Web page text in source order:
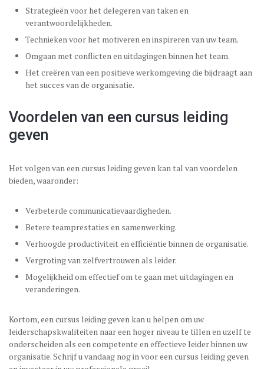
Strategieën voor het delegeren van taken en
verantwoordelijkheden.
Technieken voor het motiveren en inspireren van uw team.
Omgaan met conflicten en uitdagingen binnen het team.
Het creëren van een positieve werkomgeving die bijdraagt aan
het succes van de organisatie.
Voordelen van een cursus leiding
geven
Het volgen van een cursus leiding geven kan tal van voordelen
bieden, waaronder:
Verbeterde communicatievaardigheden.
Betere teamprestaties en samenwerking.
Verhoogde productiviteit en efficiëntie binnen de organisatie.
Vergroting van zelfvertrouwen als leider.
Mogelijkheid om effectief om te gaan met uitdagingen en
veranderingen.
Kortom, een cursus leiding geven kan u helpen om uw
leiderschapskwaliteiten naar een hoger niveau te tillen en uzelf te
onderscheiden als een competente en effectieve leider binnen uw
organisatie. Schrijf u vandaag nog in voor een cursus leiding geven